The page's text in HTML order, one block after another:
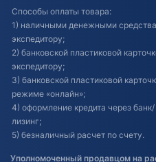
Способы оплаты товара:
1) наличными денежными
экспедитору;
2) банковской пластиковой
экспедитору;
3) банковской пластиковой
режиме «онлайн»;
4) оформление кредита через банк/
лизинг;
5) безналичный расчет по счету.
Уполномоченный продавцом на